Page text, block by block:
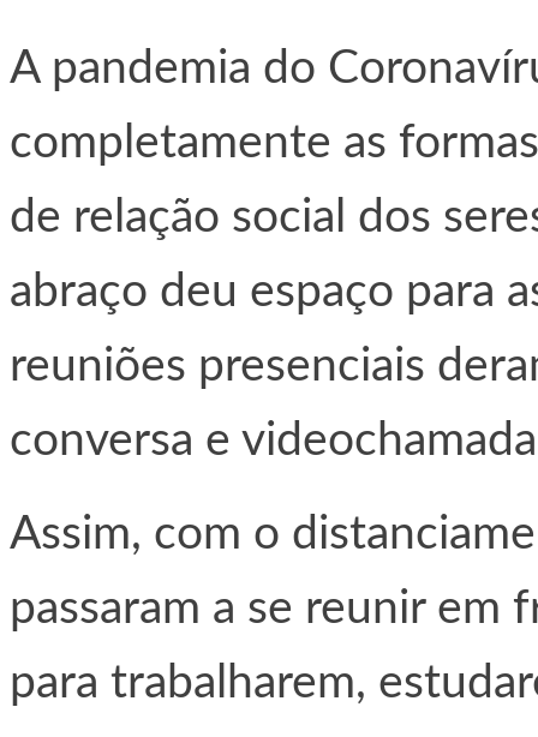
A pandemia do
completamente as
de relação social dos
abraço deu espaço para
reuniões presenciais
conversa e
Assim, com o
passaram a se reunir em
para trabalharem,